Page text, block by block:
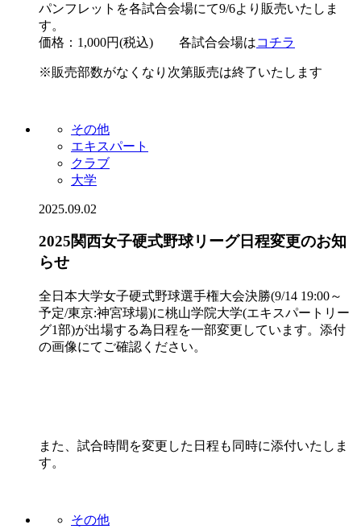
パンフレットを各試合会場にて9/6より販売いたしま
す。
価格：1,000円(税込) 各試合会場はコチラ
※販売部数がなくなり次第販売は終了いたします
その他
エキスパート
クラブ
大学
2025.09.02
2025関西女子硬式野球リーグ日程変更のお知
らせ
全日本大学女子硬式野球選手権大会決勝(9/14 19:00～
予定/東京:神宮球場)に桃山学院大学(エキスパートリー
グ1部)が出場する為日程を一部変更しています。添付
の画像にてご確認ください。
また、試合時間を変更した日程も同時に添付いたしま
す。
その他